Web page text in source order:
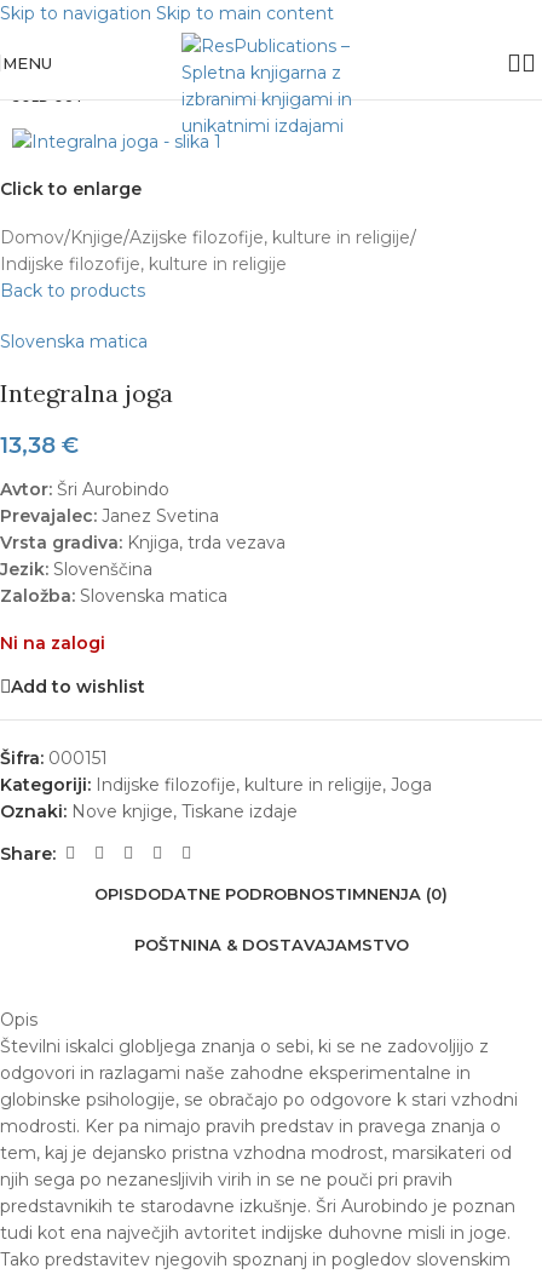
Skip to navigation Skip to main content
MENU
SOLD OUT
Click to enlarge
Domov/Knjige/Azijske filozofije, kulture in religije/
Indijske filozofije, kulture in religije
Back to products
Slovenska matica
Integralna joga
13,38 €
Avtor: Šri Aurobindo
Prevajalec: Janez Svetina
Vrsta gradiva: Knjiga, trda vezava
Jezik: Slovenščina
Založba: Slovenska matica
Ni na zalogi
Add to wishlist
Šifra: 000151
Kategoriji: Indijske filozofije, kulture in religije, Joga
Oznaki: Nove knjige, Tiskane izdaje
Share:
OPISDODATNE PODROBNOSTIMNENJA (0)
POŠTNINA & DOSTAVAJAMSTVO
Opis
Številni iskalci globljega znanja o sebi, ki se ne zadovoljijo z
odgovori in razlagami naše zahodne eksperimentalne in
globinske psihologije, se obračajo po odgovore k stari vzhodni
modrosti. Ker pa nimajo pravih predstav in pravega znanja o
tem, kaj je dejansko pristna vzhodna modrost, marsikateri od
njih sega po nezanesljivih virih in se ne pouči pri pravih
predstavnikih te starodavne izkušnje. Šri Aurobindo je poznan
tudi kot ena največjih avtoritet indijske duhovne misli in joge.
Tako predstavitev njegovih spoznanj in pogledov slovenskim